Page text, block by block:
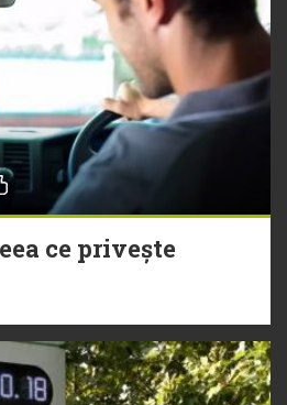
ce privește